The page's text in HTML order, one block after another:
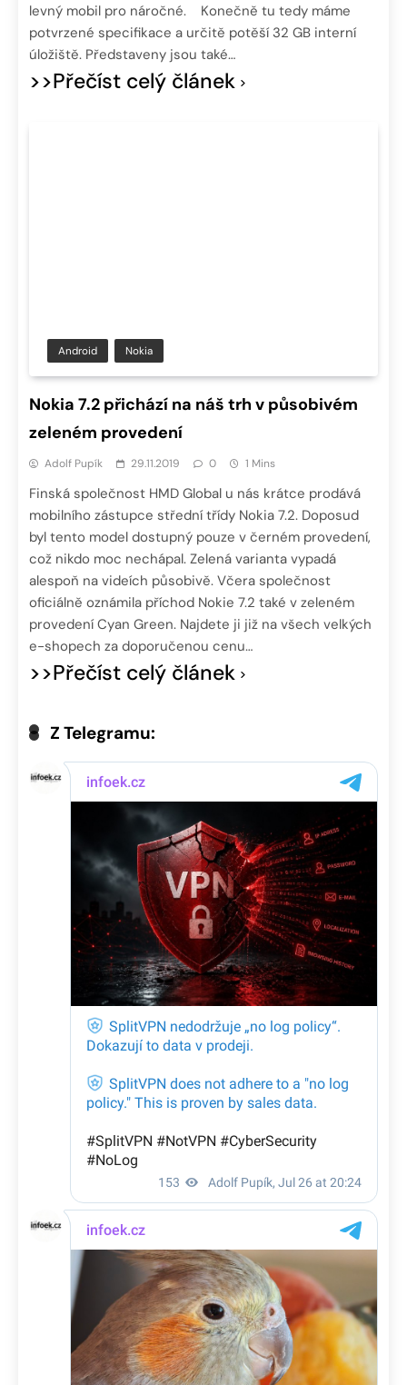
levný mobil pro náročné. Konečně tu tedy máme
potvrzené specifikace a určitě potěší 32 GB interní
úložiště. Představeny jsou také…
>>Přečíst celý článek
Android Nokia
Nokia 7.2 přichází na náš trh v působivém
zeleném provedení
Adolf Pupík 29.11.2019 0 1 Mins
Finská společnost HMD Global u nás krátce prodává
mobilního zástupce střední třídy Nokia 7.2. Doposud
byl tento model dostupný pouze v černém provedení,
což nikdo moc nechápal. Zelená varianta vypadá
alespoň na videích působivě. Včera společnost
oficiálně oznámila příchod Nokie 7.2 také v zeleném
provedení Cyan Green. Najdete ji již na všech velkých
e-shopech za doporučenou cenu…
>>Přečíst celý článek
Z Telegramu: